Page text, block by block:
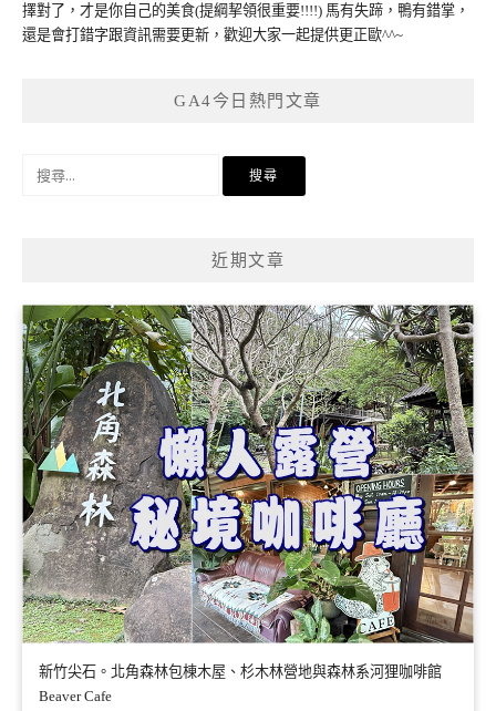
擇對了，才是你自己的美食(提綱挈領很重要!!!!) 馬有失蹄，鴨有錯掌，
還是會打錯字跟資訊需要更新，歡迎大家一起提供更正歐^^~
GA4今日熱門文章
近期文章
新竹尖石。北角森林包棟木屋、杉木林營地與森林系河狸咖啡館
Beaver Cafe